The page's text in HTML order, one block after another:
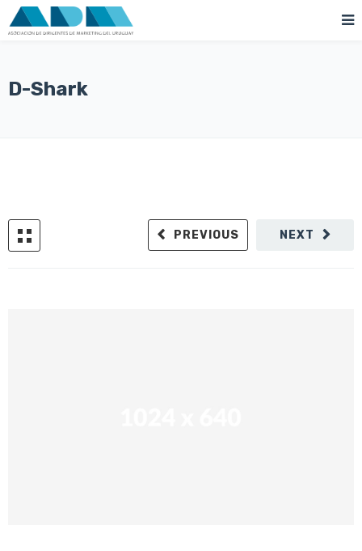
D-Shark
NEXT
PREVIOUS